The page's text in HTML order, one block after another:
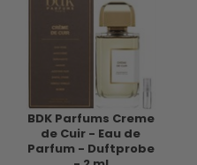
BDK Parfums Creme
de Cuir - Eau de
Parfum - Duftprobe